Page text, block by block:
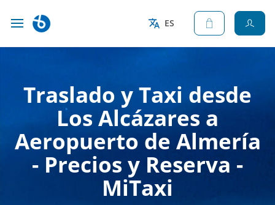
ES
Traslado y Taxi desde
Los Alcázares a
Aeropuerto de Almería
- Precios y Reserva -
MiTaxi